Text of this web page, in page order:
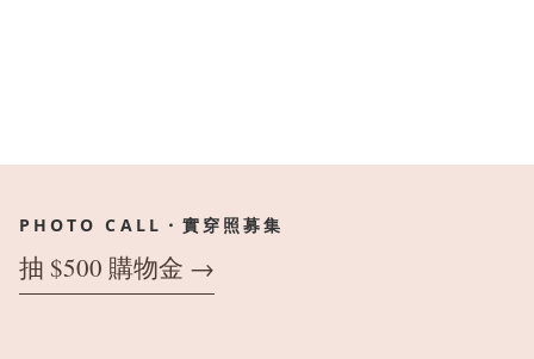
PHOTO CALL・實穿照募集
抽 $500 購物金 →